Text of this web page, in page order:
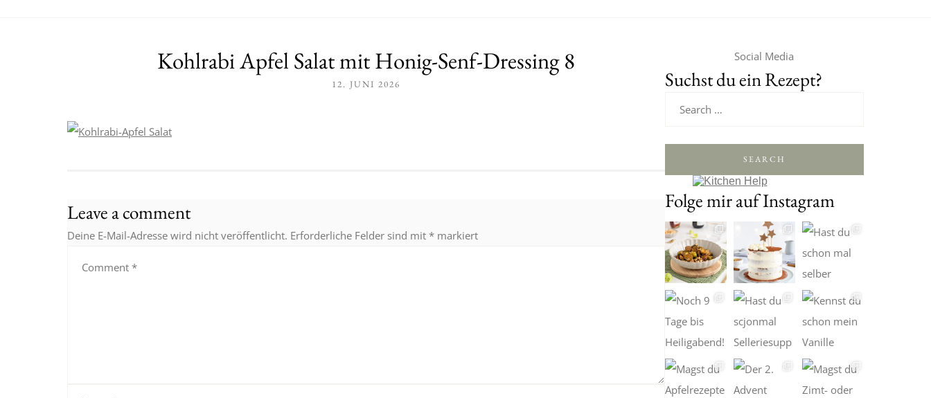
Kohlrabi Apfel Salat mit Honig-Senf-Dressing 8
12. JUNI 2026
Leave a comment
Deine E-Mail-Adresse wird nicht veröffentlicht. Erforderliche Felder sind mit * markiert
Social Media
Suchst du ein Rezept?
SEARCH
Folge mir auf Instagram